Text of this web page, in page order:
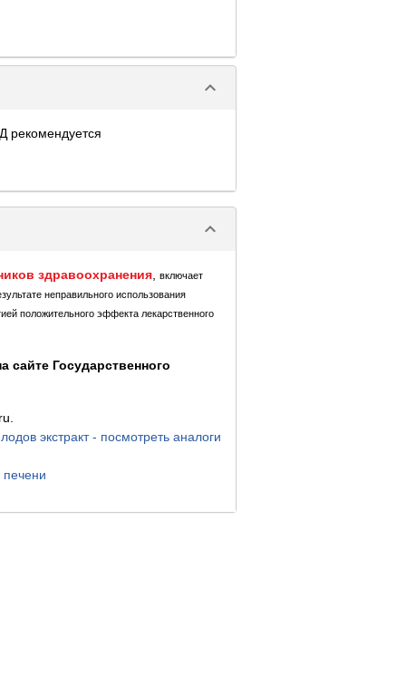
keyboard_arrow_down
рекомендуется
keyboard_arrow_down
здравоохранения
включает
неправильного использования
положительного эффекта лекарственного
сайте Государственного
экстракт - посмотреть аналоги